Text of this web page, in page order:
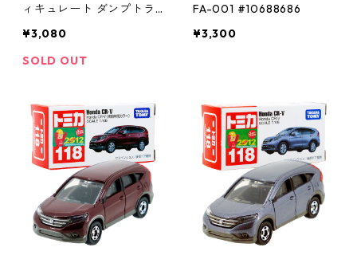
ィキュレート ダンプトラ
¥3,080
SOLD OUT
FA-001 #10688686
¥3,300